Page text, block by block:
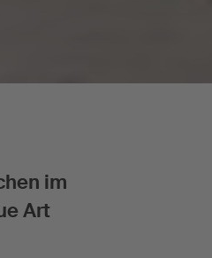
im
Art